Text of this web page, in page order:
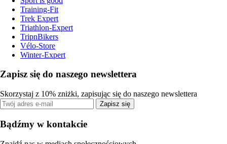
Training-Fit
Trek Expert
Triathlon-Expert
TripnBikers
Vélo-Store
Winter-Expert
Zapisz się do naszego newslettera
Skorzystaj z 10% zniżki, zapisując się do naszego newslettera
Zapisz się
Bądźmy w kontakcie